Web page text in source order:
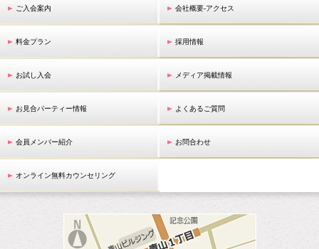
ご入会案内
料金プラン
お試し入会
お見合パーティー情報
会員メンバー紹介
オンライン無料カウンセリング
会社概要-アクセス
採用情報
メディア掲載情報
よくあるご質問
お問合わせ